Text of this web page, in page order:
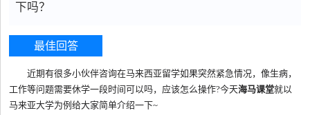
下吗？
最佳回答
近期有很多小伙伴咨询在马来西亚留学如果突然紧急情况，像生病，
工作等问题需要休学一段时间可以吗，应该怎么操作?今天海马课堂就以
马来亚大学为例给大家简单介绍一下~